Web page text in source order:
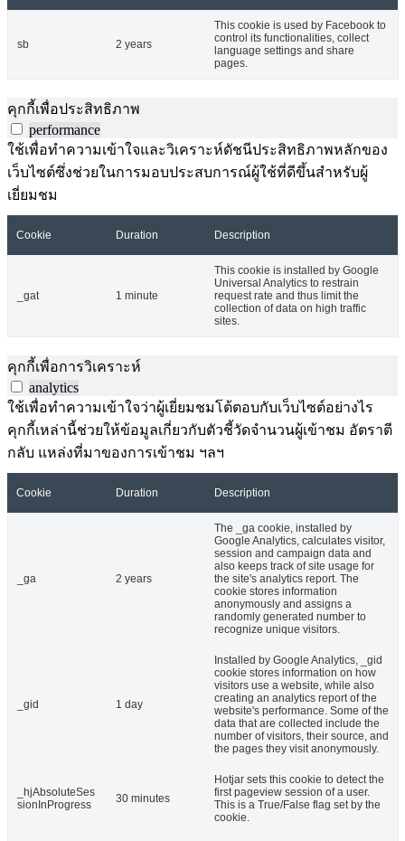
sb 2 years
This cookie is used by Facebook to
control its functionalities, collect
language settings and share
pages.
คุกกี้เพื่อประสิทธิภาพ
performance
ใช้เพื่อทำความเข้าใจและวิเคราะห์ดัชนีประสิทธิภาพหลักของ
เว็บไซต์ซึ่งช่วยในการมอบประสบการณ์ผู้ใช้ที่ดีขึ้นสำหรับผู้
เยี่ยมชม
Cookie Duration Description
_gat 1 minute
This cookie is installed by Google
Universal Analytics to restrain
request rate and thus limit the
collection of data on high traffic
sites.
คุกกี้เพื่อการวิเคราะห์
analytics
ใช้เพื่อทำความเข้าใจว่าผู้เยี่ยมชมโต้ตอบกับเว็บไซต์อย่างไร
คุกกี้เหล่านี้ช่วยให้ข้อมูลเกี่ยวกับตัวชี้วัดจำนวนผู้เข้าชม อัตราตี
กลับ แหล่งที่มาของการเข้าชม ฯลฯ
Cookie Duration Description
_ga 2 years
The _ga cookie, installed by
Google Analytics, calculates visitor,
session and campaign data and
also keeps track of site usage for
the site's analytics report. The
cookie stores information
anonymously and assigns a
randomly generated number to
recognize unique visitors.
_gid 1 day
Installed by Google Analytics, _gid
cookie stores information on how
visitors use a website, while also
creating an analytics report of the
website's performance. Some of the
data that are collected include the
number of visitors, their source, and
the pages they visit anonymously.
_hjAbsoluteSes
sionInProgress
30 minutes
Hotjar sets this cookie to detect the
first pageview session of a user.
This is a True/False flag set by the
cookie.